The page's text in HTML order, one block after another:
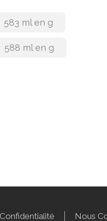
583 ml en g
588 ml en g
Nous